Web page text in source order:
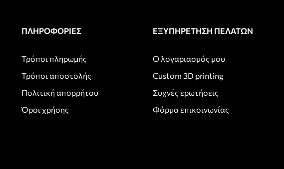
ΠΛΗΡΟΦΟΡΙΕΣ
Τρόποι πληρωμής
Τρόποι αποστολής
Πολιτική απορρήτου
Όροι χρήσης
ΕΞΥΠΗΡΕΤΗΣΗ ΠΕΛΑΤΩΝ
Ο λογαριασμός μου
Custom 3D printing
Συχνές ερωτήσεις
Φόρμα επικοινωνίας